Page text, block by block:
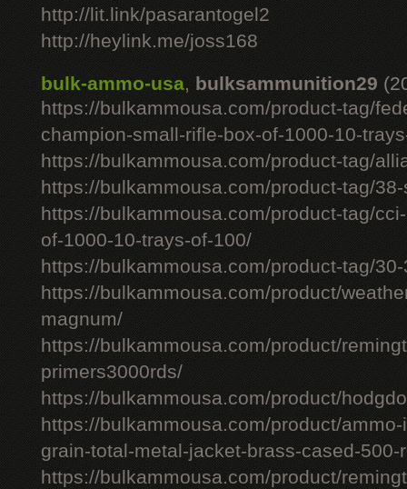
http://lit.link/pasarantogel2
http://heylink.me/joss168
bulk-ammo-usa, bulksammunition29
https://bulkammousa.com/product-tag/
champion-small-rifle-box-of-1000-10-
https://bulkammousa.com/product-tag/
https://bulkammousa.com/product-tag/
https://bulkammousa.com/product-tag/
of-1000-10-trays-of-100/
https://bulkammousa.com/product-tag/
https://bulkammousa.com/product/
magnum/
https://bulkammousa.com/product/
primers3000rds/
https://bulkammousa.com/product/
https://bulkammousa.com/product/
grain-total-metal-jacket-brass-cased-500-
https://bulkammousa.com/product/